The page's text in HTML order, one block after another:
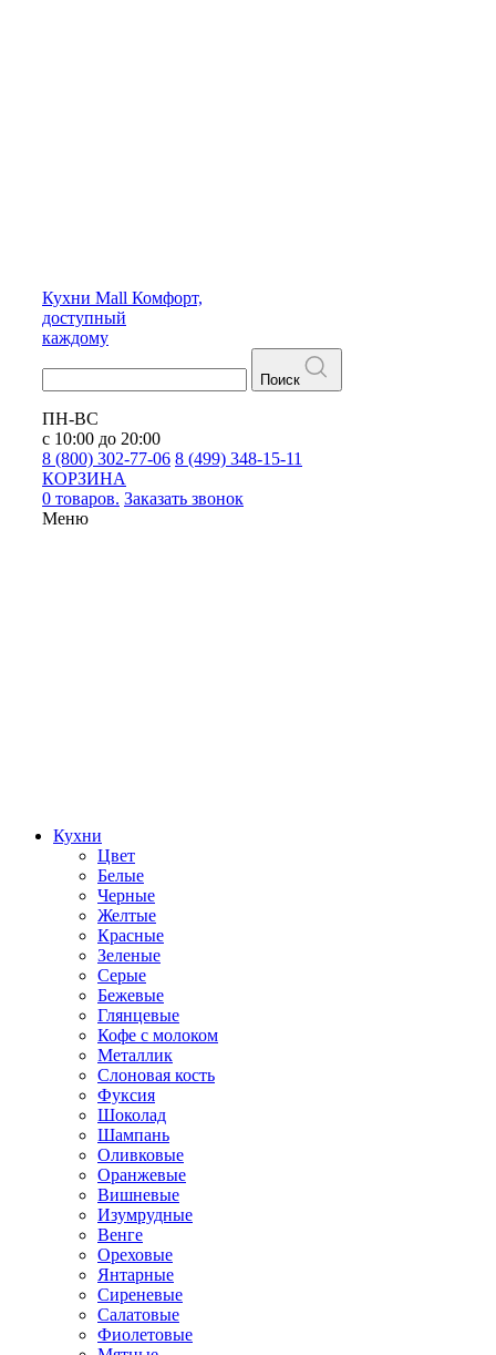
Кухни Mall Комфорт,
доступный
каждому
Поиск
ПН-ВС
с 10:00 до 20:00
8 (800) 302-77-06 8 (499) 348-15-11
КОРЗИНА
0 товаров. Заказать звонок
Меню
Кухни
Цвет
Белые
Черные
Желтые
Красные
Зеленые
Серые
Бежевые
Глянцевые
Кофе с молоком
Металлик
Слоновая кость
Фуксия
Шоколад
Шампань
Оливковые
Оранжевые
Вишневые
Изумрудные
Венге
Ореховые
Янтарные
Сиреневые
Салатовые
Фиолетовые